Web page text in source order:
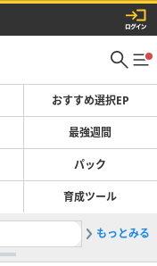
おすすめ選択EP
最強週間
パック
育成ツール
2ガチャ
もっとみる